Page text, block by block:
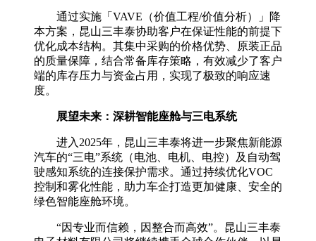
通过实施「VAVE（价值工程/价值分析）」降
本方案，昆山三丰泰协助客户在保证性能的前提下
优化成本结构。其集中采购的价格优势、原装正品
的质量保障，结合常备库存策略，有效减少了客户
端的库存压力与资金占用，实现了极致的响应速
度。
展望未来：深耕智能座舱与三电系统
进入2025年，昆山三丰泰将进一步聚焦新能源
汽车的“三电”系统（电池、电机、电控）及自动驾
驶感知系统的连接保护需求。通过持续优化VOC
控制和雾化性能，助力车企打造更加健康、安全的
绿色智能座舱环境。
“因专业而信赖，因整合而高效”。昆山三丰泰